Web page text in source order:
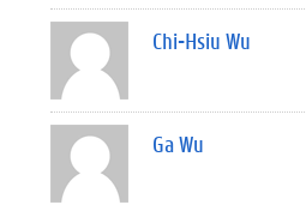
Chi-Hsiu Wu
Ga Wu